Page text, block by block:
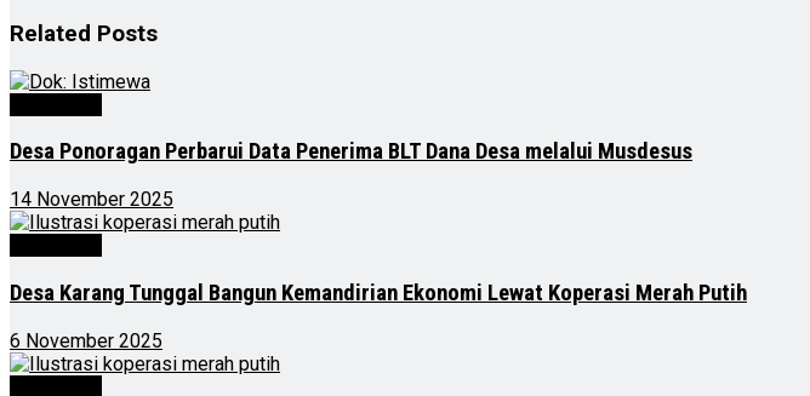
Related Posts
Desa Ponoragan Perbarui Data Penerima BLT Dana Desa melalui Musdesus
14 November 2025
Desa Karang Tunggal Bangun Kemandirian Ekonomi Lewat Koperasi Merah Putih
6 November 2025